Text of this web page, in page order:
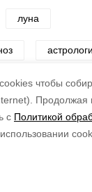
чтобы
Продолжая
с Политикой
луна
салон